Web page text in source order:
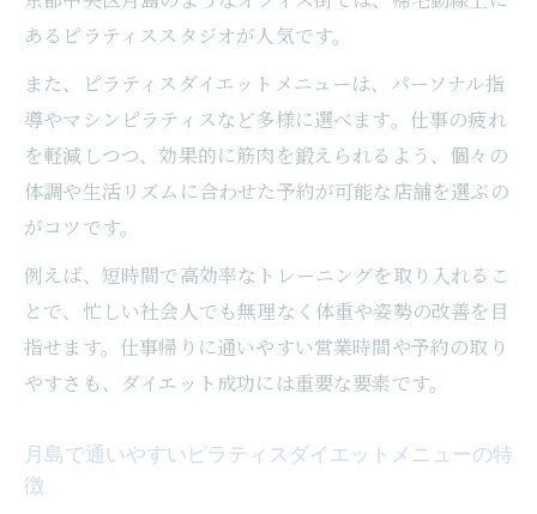
あるピラティススタジオが人気です。
また、ピラティスダイエットメニューは、パーソナル指
導やマシンピラティスなど多様に選べます。仕事の疲れ
を軽減しつつ、効果的に筋肉を鍛えられるよう、個々の
体調や生活リズムに合わせた予約が可能な店舗を選ぶの
がコツです。
例えば、短時間で高効率なトレーニングを取り入れるこ
とで、忙しい社会人でも無理なく体重や姿勢の改善を目
指せます。仕事帰りに通いやすい営業時間や予約の取り
やすさも、ダイエット成功には重要な要素です。
月島で通いやすいピラティスダイエットメニューの特
徴